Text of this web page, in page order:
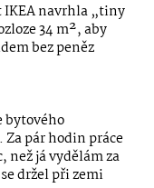
IKEA navrhla „tiny
34 m², aby
bez peněz
bytového
pár hodin práce
než já vydělám za
držel při zemi